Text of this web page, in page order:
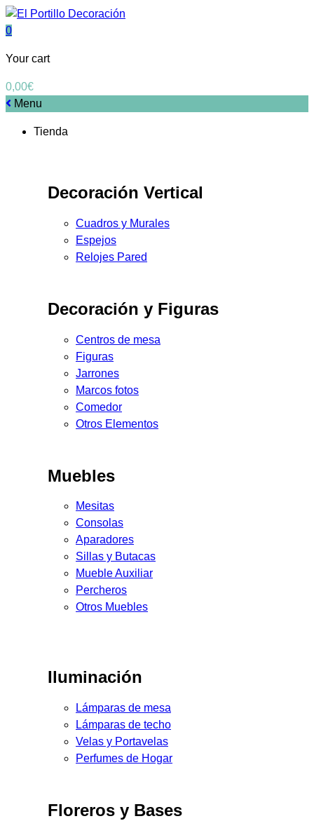
0
Your cart
0,00€
Menu
Tienda
Decoración Vertical
Cuadros y Murales
Espejos
Relojes Pared
Decoración y Figuras
Centros de mesa
Figuras
Jarrones
Marcos fotos
Comedor
Otros Elementos
Muebles
Mesitas
Consolas
Aparadores
Sillas y Butacas
Mueble Auxiliar
Percheros
Otros Muebles
Iluminación
Lámparas de mesa
Lámparas de techo
Velas y Portavelas
Perfumes de Hogar
Floreros y Bases